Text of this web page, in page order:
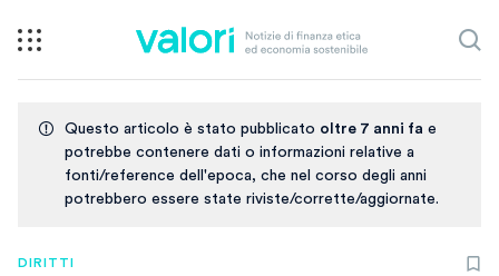
Questo articolo è stato pubblicato oltre 7 anni fa e
potrebbe contenere dati o informazioni relative a
fonti/reference dell'epoca, che nel corso degli anni
potrebbero essere state riviste/corrette/aggiornate.
DIRITTI